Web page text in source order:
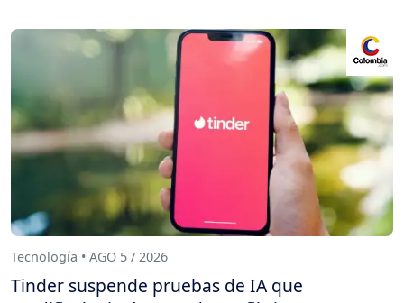
Tecnología • AGO 5 / 2026
Tinder suspende pruebas de IA que